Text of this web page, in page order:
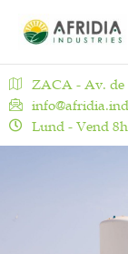
ZACA - Av. de
Lund - Vend